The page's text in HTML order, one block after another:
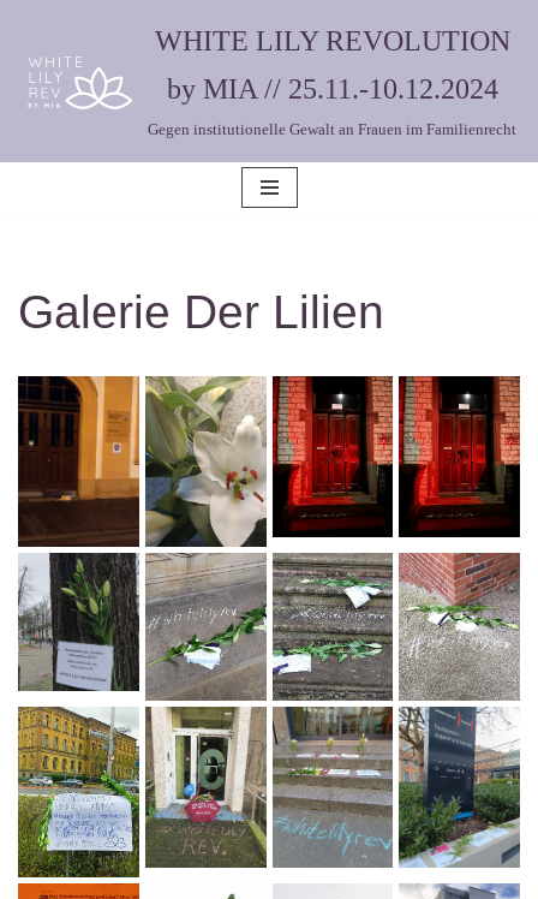
Zum
Inhalt
WHITE LILY REVOLUTION
by MIA // 25.11.-10.12.2024
Gegen institutionelle Gewalt an Frauen im Familienrecht
Galerie Der Lilien